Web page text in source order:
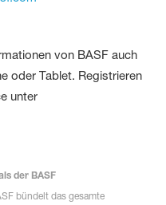
von BASF auch
oder Tablet. Registrieren
unter
der BASF
bündelt das gesamte